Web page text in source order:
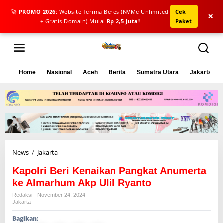
🚀 PROMO 2026: Website Terima Beres (NVMe Unlimited
+ Gratis Domain) Mulai Rp 2,5 Juta!
Cek
Paket
×
L
Home Nasional Aceh Berita Sumatra Utara Jakarta
News / Jakarta
p
o
r
i
Kapolri Beri Kenaikan Pangkat Anumerta
ke Almarhum Akp Ulil Ryanto
Redaksi
November 24, 2024
Jakarta
Bagikan: